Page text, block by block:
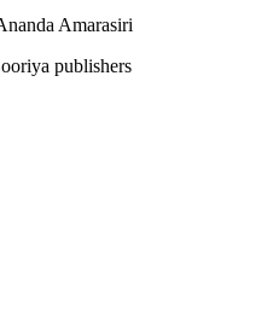
Amarasiri
publishers